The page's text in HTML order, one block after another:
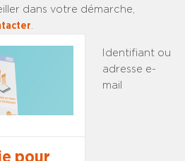
dans votre démarche,
.
Identifiant ou
adresse e-
mail